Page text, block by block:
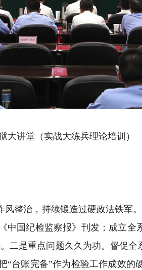
大讲堂（实战大练兵理论培训）
治，持续锻造过硬政法铁军。
国纪检监察报》刊发；成立
二是重点问题久久为功。督促
台账完备”作为检验工作成效